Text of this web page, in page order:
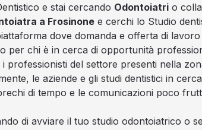
e stai cercando Odontoiatri o
a Frosinone e cerchi lo Studio
dove domanda e offerta di
per chi è in cerca di opportunità
i professionisti del settore presenti nella
le aziende e gli studi dentistici in
di tempo e le comunicazioni poco
di avviare il tuo studio odontoiatrico o